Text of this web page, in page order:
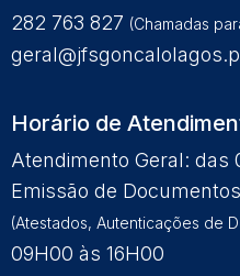
282 763 827 (Chamadas
Horário de
Atendimento Geral: das
Emissão de
(Atestados, Autenticações de
09H00 às 16H00